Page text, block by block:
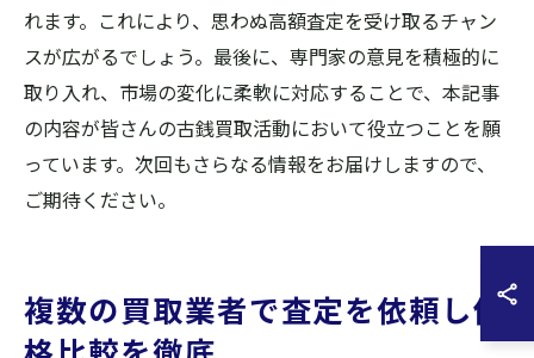
れます。これにより、思わぬ高額査定を受け取るチャン
スが広がるでしょう。最後に、専門家の意見を積極的に
取り入れ、市場の変化に柔軟に対応することで、本記事
の内容が皆さんの古銭買取活動において役立つことを願
っています。次回もさらなる情報をお届けしますので、
ご期待ください。
複数の買取業者で査定を依頼し価